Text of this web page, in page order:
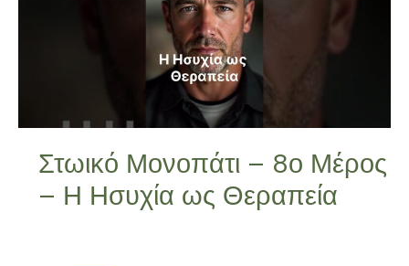
Στωικό Μονοπάτι – 8ο Μέρος
– Η Ησυχία ως Θεραπεία